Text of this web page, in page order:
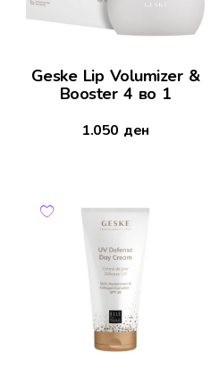
Geske Lip Volumizer &
Booster 4 во 1
1.050 ден